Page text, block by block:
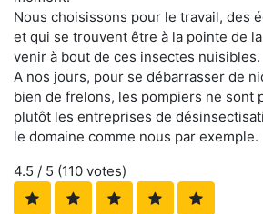
Nous choisissons pour le travail, des
et qui se trouvent être à la pointe de
venir à bout de ces insectes nuisibles.
A nos jours, pour se débarrasser de
bien de frelons, les pompiers ne sont
plutôt les entreprises de
le domaine comme nous par exemple.
4.5 / 5 (110 votes)